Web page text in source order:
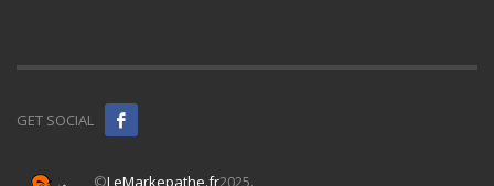
GET SOCIAL
©LeMarkepathe.fr2025.